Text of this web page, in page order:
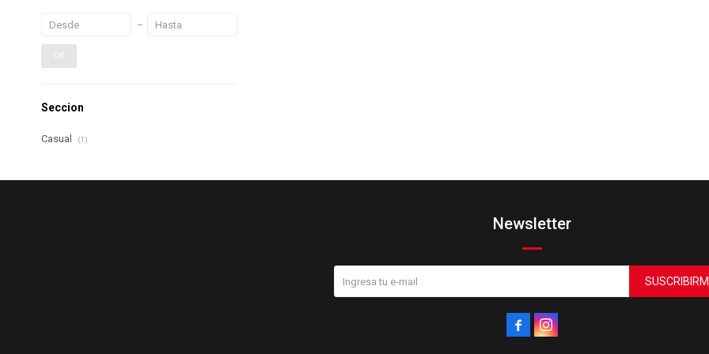
OK
Seccion
Casual (1)
Newsletter
 